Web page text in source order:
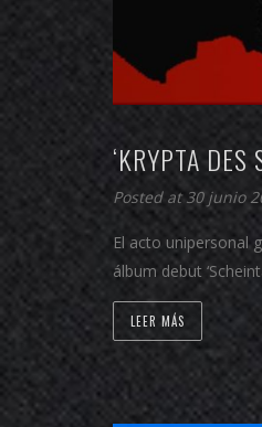
‘KRYPTA DES
Posted at 30 junio
El acto unipersonal
álbum debut
LEER MÁS